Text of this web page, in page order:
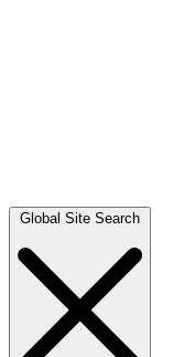
Global Site Search